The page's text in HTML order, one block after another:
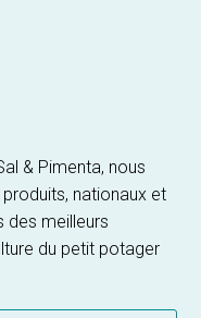
& Pimenta, nous
nationaux et
des meilleurs
du petit potager